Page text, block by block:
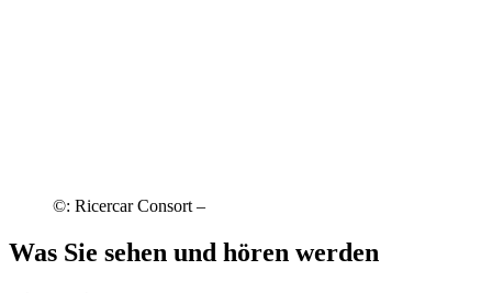
©: Ricercar Consort –
Was Sie sehen und hören werden